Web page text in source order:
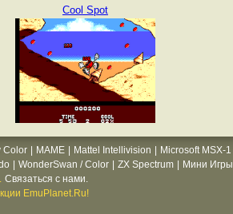
Cool Spot
Color MAME Mattel Intellivision Microsoft MSX-1
WonderSwan / Color ZX Spectrum
Мини Игры
Связаться с нами.
EmuPlanet.Ru!